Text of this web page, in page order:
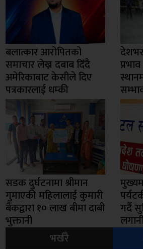
बलात्कार आरोपितको
समाचार लेख्न दबाब दिँदै
अमेरिकाबाट केसीले दिए
पत्रकारलाई धम्की
सडक दुर्घटनामा श्रीमान
गुमाएकी महिलालाई कुमारी
बैंकद्वारा १० लाख बीमा दाबी
भुक्तानी
गर्दै
भर्खरै